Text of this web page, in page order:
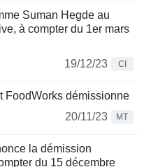
Suman Hegde au
à compter du 1er mars
19/12/23
CI
FoodWorks démissionne
20/11/23
MT
la démission
du 15 décembre